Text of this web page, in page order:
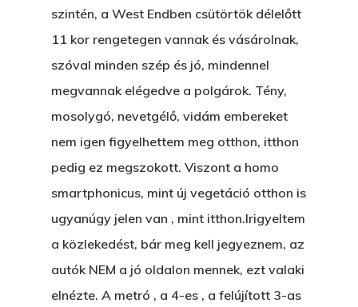
szintén, a West Endben csütörtök délelőtt
11 kor rengetegen vannak és vásárolnak,
szóval minden szép és jó, mindennel
megvannak elégedve a polgárok. Tény,
mosolygó, nevetgélő, vidám embereket
nem igen figyelhettem meg otthon, itthon
pedig ez megszokott. Viszont a homo
smartphonicus, mint új vegetáció otthon is
ugyanúgy jelen van , mint itthon.Irigyeltem
a közlekedést, bár meg kell jegyeznem, az
autók NEM a jó oldalon mennek, ezt valaki
elnézte. A metró , a 4-es , a felújított 3-as